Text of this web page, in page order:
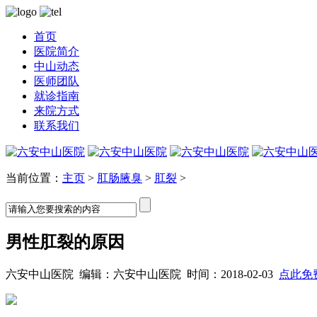
首页
医院简介
中山动态
医师团队
就诊指南
来院方式
联系我们
当前位置： 主页 > 肛肠腋臭 > 肛裂 >
男性肛裂的原因
六安中山医院 编辑：六安中山医院 时间：2018-02-03 点此免